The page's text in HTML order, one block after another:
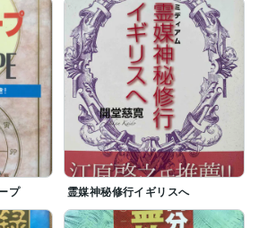
プ 霊媒神秘修行イギリスへ